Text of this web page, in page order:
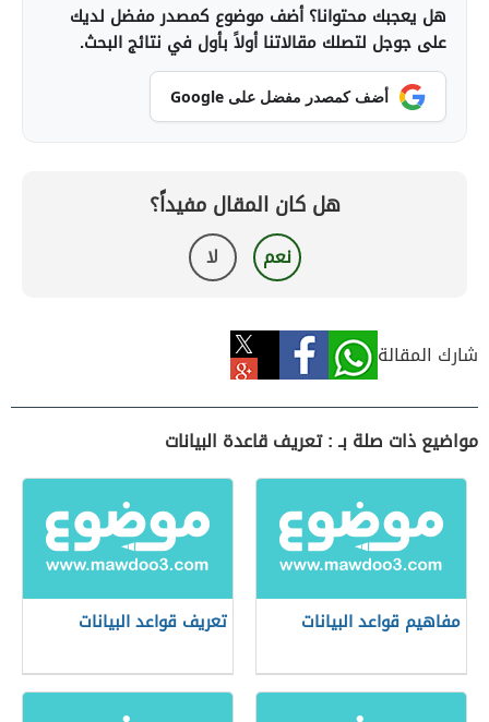
هل يعجبك محتوانا؟ أضف موضوع كمصدر مفضل لديك
على جوجل لتصلك مقالاتنا أولاً بأول في نتائج البحث.
أضف كمصدر مفضل على Google
هل كان المقال مفيداً؟
نعم لا
شارك المقالة
مواضيع ذات صلة بـ : تعريف قاعدة البيانات
مفاهيم قواعد البيانات تعريف قواعد البيانات